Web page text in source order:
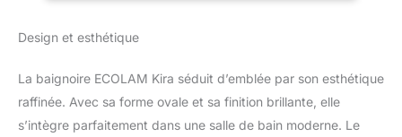
n'importe où dans votre
salle de bain. ✅ Double
renfort, bonne qualité ✅
Design et esthétique
La baignoire ECOLAM Kira séduit d’emblée par son esthétique
raffinée. Avec sa forme ovale et sa finition brillante, elle
s’intègre parfaitement dans une salle de bain moderne. Le